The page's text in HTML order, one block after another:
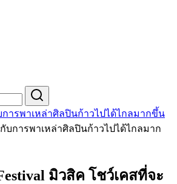
บการพาเหล่าศิลปินก้าวไปได้ไกลมากขึ้น
มิวสิค โชว์เคสที่จะ